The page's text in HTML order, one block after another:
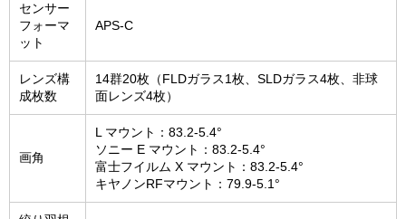
センサー
フォーマ
ット
APS-C
レンズ構
成枚数
14群20枚（FLDガラス1枚、SLDガラス4枚、非球
面レンズ4枚）
画角
L マウント：83.2-5.4°
ソニー E マウント：83.2-5.4°
富士フイルム X マウント：83.2-5.4°
キヤノンRFマウント：79.9-5.1°